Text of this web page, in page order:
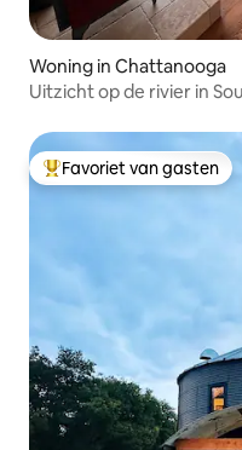
Woning in Chattanooga
Uitzicht op de rivier in
Topfavoriet van gasten
Favoriet van gasten